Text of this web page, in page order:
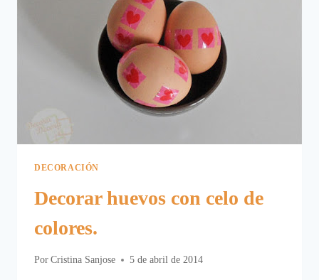
DECORACIÓN
Decorar huevos con celo de
colores.
Por Cristina Sanjose 5 de abril de 2014